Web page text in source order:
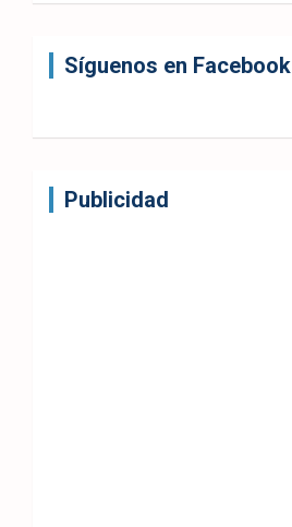
Síguenos en Facebook
Publicidad